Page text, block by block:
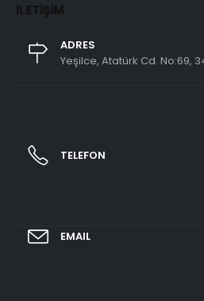
İLETIŞIM
ADRES
Yeşilce, Atatürk Cd. No:69,
TELEFON
EMAIL